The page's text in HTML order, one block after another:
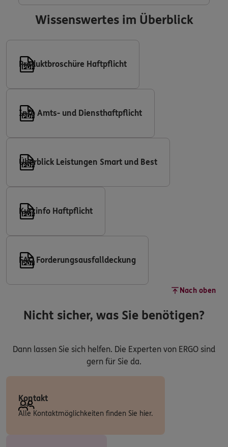
Wissenswertes im Überblick
Produktbroschüre Haftpflicht
Info Amts- und Diensthaftpflicht
Überblick Leistungen Smart und Best
Kurzinfo Haftpflicht
FAQ Forderungsausfalldeckung
Nach oben
Nicht sicher, was Sie benötigen?
Dann lassen Sie sich helfen. Die Experten von ERGO sind
gern für Sie da.
Kontakt
Alle Kontaktmöglichkeiten finden Sie hier.